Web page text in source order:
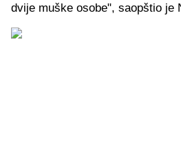
dvije muške osobe", saopštio je